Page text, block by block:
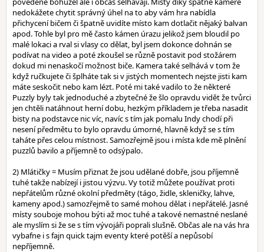
nedokážete chytit správný úhel na to aby vám hra nabídla
přichycení bičem či špatně uvidíte místo kam dotlačit nějaký balvan
apod. Tohle byl pro mě často kámen úrazu jelikož jsem bloudil po
malé lokaci a rval si vlasy co dělat, byl jsem dokonce dohnán se
podívat na video a poté zkoušel se různě postavit pod stožárem
dokud mi nenaskočí možnost biče. Kamera také selhává v tom že
když ručkujete či šplháte tak si v jistých momentech nejste jisti kam
máte seskočit nebo kam lézt. Poté mi také vadilo to že některé
Puzzly byly tak jednoduché a zbytečné že šlo opravdu vidět že tvůrci
jen chtěli natáhnout herní dobu, hezkým příkladem je třeba nasadit
bisty na podstavce nic víc, navíc s tím jak pomalu Indy chodí při
nesení předmětu to bylo opravdu úmorné, hlavně když se s tím
taháte přes celou místnost. Samozřejmě jsou i místa kde mě plnění
puzzlů bavilo a příjemně to odsýpalo.
2) Mlátičky = Musím přiznat že jsou udělané dobře, jsou příjemně
tuhé takže nabízejí i jistou výzvu. Vy totiž můžete používat proti
nepřátelům různé okolní předměty (tágo, židle, skleničky, lahve,
kameny apod.) samozřejmě to samé mohou dělat i nepřátelé. Jasné
místy souboje mohou býti až moc tuhé a takové nemastné neslané
ale myslím si že se s tím vývojáři poprali slušně. Občas ale na vás hra
vybafne i s fajn quick tajm eventy které potěší a nepůsobí
nepříjemně.